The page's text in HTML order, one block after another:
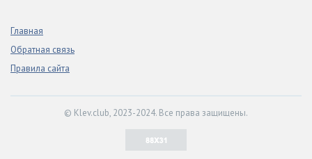
Главная
Обратная связь
Правила сайта
© Klev.club, 2023-2024. Все права защищены.